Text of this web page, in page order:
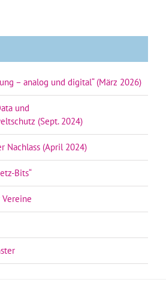
– analog und digital“ (März 2026)
und
(Sept. 2024)
Nachlass (April 2024)
Bits“
Vereine